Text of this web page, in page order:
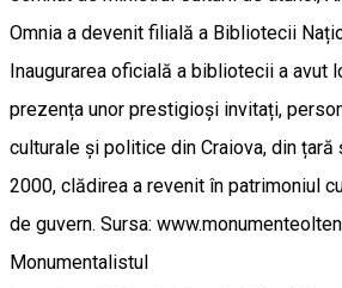
Omnia a devenit filială a Bibliotecii
Inaugurarea oficială a bibliotecii a avut
prezența unor prestigioși invitați,
culturale și politice din Craiova, din țară
2000, clădirea a revenit în patrimoniul
de guvern. Sursa:
Monumentalistul